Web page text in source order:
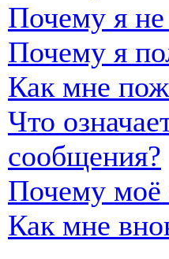
Почему я не
Почему я
Как мне
Что
сообщения?
Почему моё
Как мне